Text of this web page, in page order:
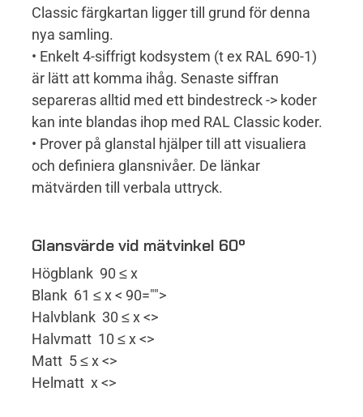
Classic färgkartan ligger till grund för denna
nya samling.
• Enkelt 4-siffrigt kodsystem (t ex RAL 690-1)
är lätt att komma ihåg. Senaste siffran
separeras alltid med ett bindestreck -> koder
kan inte blandas ihop med RAL Classic koder.
• Prover på glanstal hjälper till att visualiera
och definiera glansnivåer. De länkar
mätvärden till verbala uttryck.
Glansvärde vid mätvinkel 60º
Högblank 90 ≤ x
Blank 61 ≤ x < 90="">
Halvblank 30 ≤ x <>
Halvmatt 10 ≤ x <>
Matt 5 ≤ x <>
Helmatt x <>